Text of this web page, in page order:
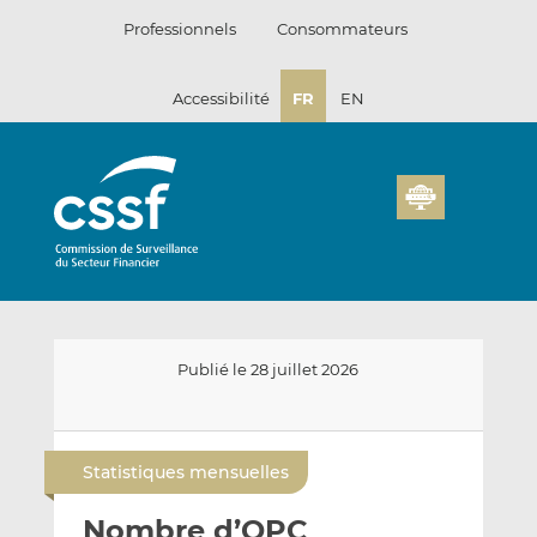
Professionnels Consommateurs
Accessibilité FR EN
Publié le 28 juillet 2026
n
v
o
y
a
r
t
a
a
r
t
a
Statistiques mensuelles